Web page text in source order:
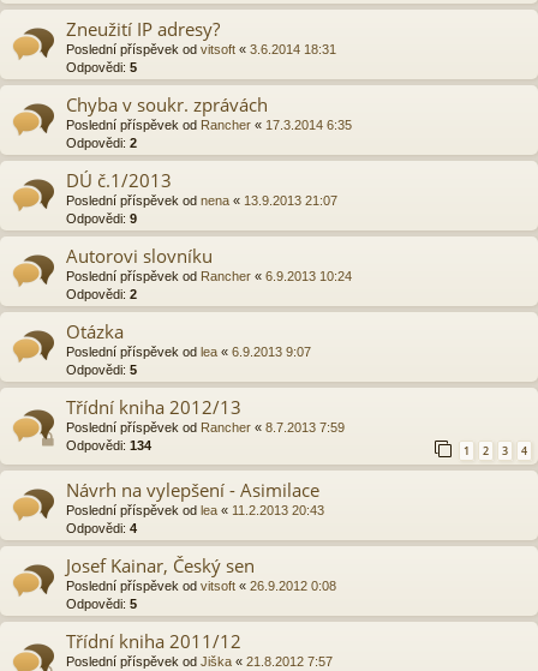
Zneužití IP adresy?
Poslední příspěvek od vitsoft « 3.6.2014 18:31
Odpovědi: 5
Chyba v soukr. zprávách
Poslední příspěvek od Rancher « 17.3.2014 6:35
Odpovědi: 2
DÚ č.1/2013
Poslední příspěvek od nena « 13.9.2013 21:07
Odpovědi: 9
Autorovi slovníku
Poslední příspěvek od Rancher « 6.9.2013 10:24
Odpovědi: 2
Otázka
Poslední příspěvek od lea « 6.9.2013 9:07
Odpovědi: 5
Třídní kniha 2012/13
Poslední příspěvek od Rancher « 8.7.2013 7:59
Odpovědi: 134 1 2 3 4
Návrh na vylepšení - Asimilace
Poslední příspěvek od lea « 11.2.2013 20:43
Odpovědi: 4
Josef Kainar, Český sen
Poslední příspěvek od vitsoft « 26.9.2012 0:08
Odpovědi: 5
Třídní kniha 2011/12
Poslední příspěvek od Jiška « 21.8.2012 7:57